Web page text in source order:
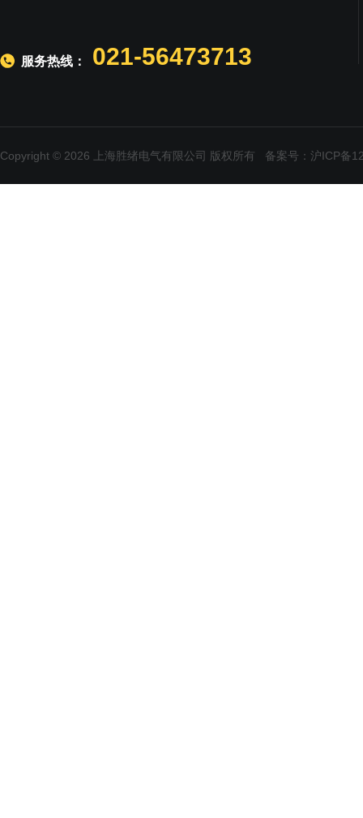
服务热线： 021-56473713
Copyright © 2026 上海胜绪电气有限公司 版权所有 备案号：沪ICP备